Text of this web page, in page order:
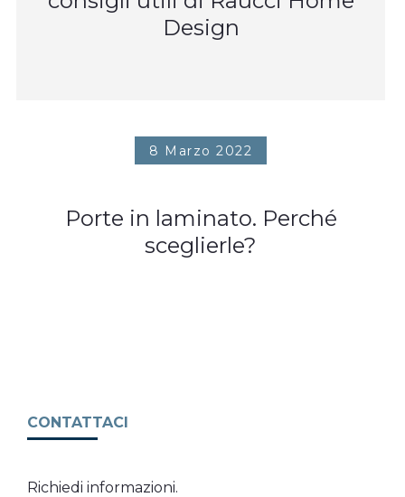
Design
8 Marzo 2022
Porte in laminato. Perché
sceglierle?
CONTATTACI
Richiedi informazioni.